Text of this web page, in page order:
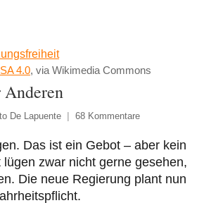
4.0, via Wikimedia Commons
De Lapuente 68 Kommentare
Das ist ein Gebot – aber kein
zwar nicht gerne gesehen,
Die neue Regierung plant nun